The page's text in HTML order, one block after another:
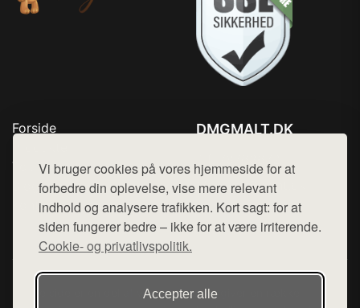
Vi bruger cookies på vores hjemmeside for at
forbedre din oplevelse, vise mere relevant
indhold og analysere trafikken. Kort sagt: for at
siden fungerer bedre – ikke for at være irriterende.
Cookie- og privatlivspolitik.
Accepter alle
Forside
Top Rabatter
Blog
Kontakt
DMGMALT.DK
Mail: hej@want.dk
Cookie- og privatlivspolitik
Denne side er en del af want.dk, der udgiver en række